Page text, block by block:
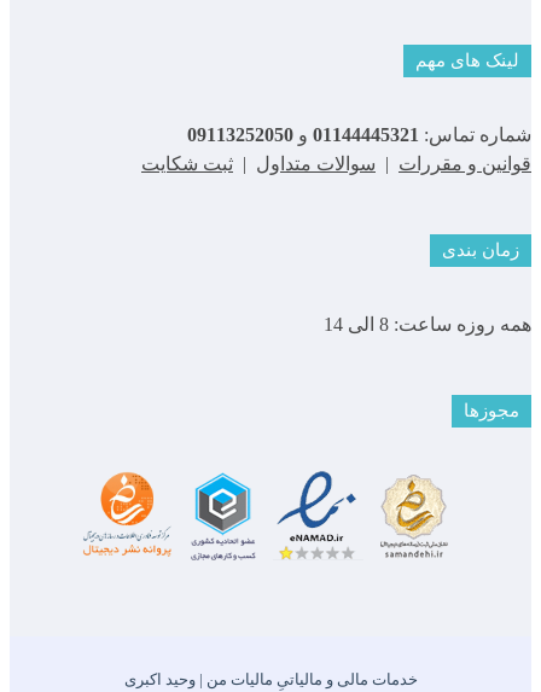
لینک های مهم
شماره تماس: 01144445321 و 09113252050
قوانین و مقررات| سوالات متداول | ثبت شکایت
زمان بندی
همه روزه ساعت: 8 الی 14
مجوزها
خدمات مالی و مالیاتیِ مالیات من | وحید اکبری